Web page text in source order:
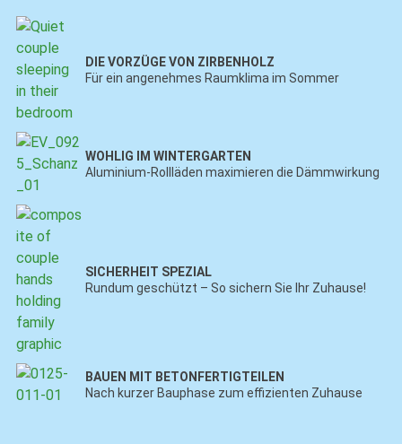
DIE VORZÜGE VON ZIRBENHOLZ
Für ein angenehmes Raumklima im Sommer
WOHLIG IM WINTERGARTEN
Aluminium-Rollläden maximieren die Dämmwirkung
SICHERHEIT SPEZIAL
Rundum geschützt – So sichern Sie Ihr Zuhause!
BAUEN MIT BETONFERTIGTEILEN
Nach kurzer Bauphase zum effizienten Zuhause